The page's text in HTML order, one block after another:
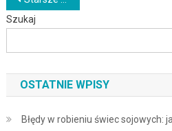
po
wpisach
Szukaj
OSTATNIE WPISY
Błędy w robieniu świec sojowych: